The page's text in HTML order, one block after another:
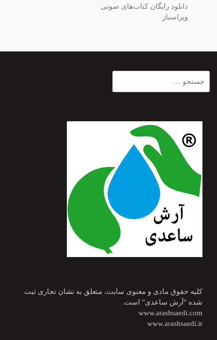
دانلود رایگان کتاب‌های صوتی
ویراسباز
برای:
کلیه حقوق مادی و معنوی سایت، متعلق به نشان تجاری ثبت
شده "آرش ساعدی" است.
www.arashsaedi.com
www.arashsaedi.ir